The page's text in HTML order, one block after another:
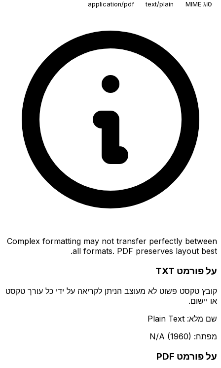
סוג MIME text/plain
application/pdf
Complex formatting may not transfer perfectly between
all formats. PDF preserves layout best.
על פורמט TXT
קובץ טקסט פשוט לא מעוצב הניתן לקריאה על ידי כל עורך טקסט
או יישום.
שם מלא: Plain Text
מפתח: N/A (1960)
על פורמט PDF